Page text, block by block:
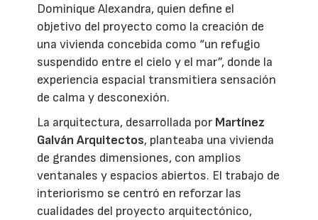
Dominique Alexandra, quien define el
objetivo del proyecto como la creación de
una vivienda concebida como “un refugio
suspendido entre el cielo y el mar”, donde la
experiencia espacial transmitiera sensación
de calma y desconexión.
La arquitectura, desarrollada por Martínez
Galván Arquitectos, planteaba una vivienda
de grandes dimensiones, con amplios
ventanales y espacios abiertos. El trabajo de
interiorismo se centró en reforzar las
cualidades del proyecto arquitectónico,